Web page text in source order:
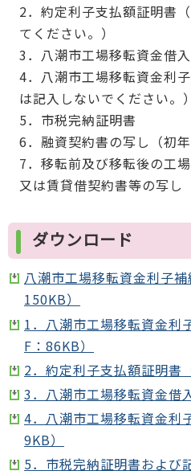
2．約定利子支払額証明書
てください。）
3．八潮市工場移転資金借入
4．八潮市工場移転資金利
は記入しないでください。）
5．市税完納証明書
6．融資契約書の写し（初年
7．移転前及び移転後の工
又は賃貸借契約書等の写し
ダウンロード
八潮市工場移転資金利子
150KB）
1．八潮市工場移転資金利
F：86KB）
2．約定利子支払額証明書
3．八潮市工場移転資金借
4．八潮市工場移転資金利
9KB）
5．市税完納証明書および